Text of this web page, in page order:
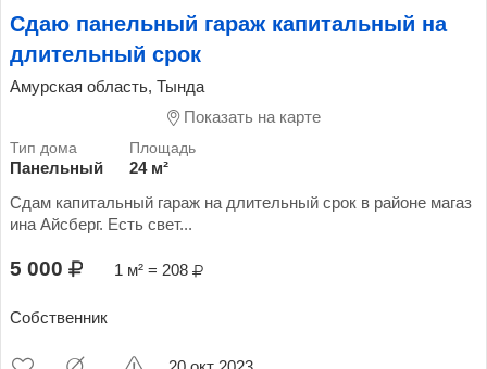
Сдаю панельный гараж капитальный на
длительный срок
Амурская область, Тында
Показать на карте
Панельный
24 м²
Сдам капитальный гараж на длительный срок в районе магаз
ина Айсберг. Есть свет...
5 000 1 м² = 208
Собственник